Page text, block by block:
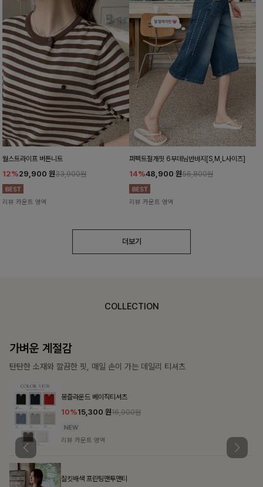
월스트라이프 버튼니트
12%29,900 원33,900원
리뷰 카운트 영역
퍼펙트절개핏 6부데님반바지[S,M,L사이즈]
14%48,900 원56,800원
리뷰 카운트 영역
더보기
COLLECTION
가장 쉬운 코디
특별한 날부터 일상까지 함께하는 룩
57,600
밴스트라이프 스트링원피스